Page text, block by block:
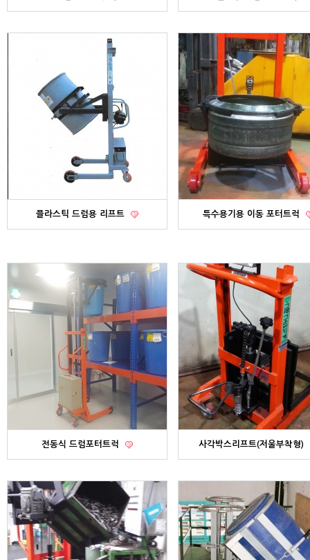
플라스틱 드럼용 리프트 특수용기용 이동 포터트럭
전동식 드럼포터트럭 사각박스리프트(저울부착형)